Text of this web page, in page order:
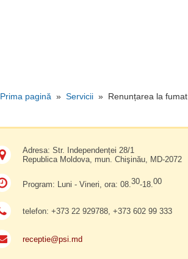
Prima pagină » Servicii » Renunțarea la fumat
Adresa: Str. Independenței 28/1
Republica Moldova, mun. Chişinău, MD-2072
Program: Luni - Vineri, ora: 08.30-18.00
telefon: +373 22 929788, +373 602 99 333
receptie@psi.md